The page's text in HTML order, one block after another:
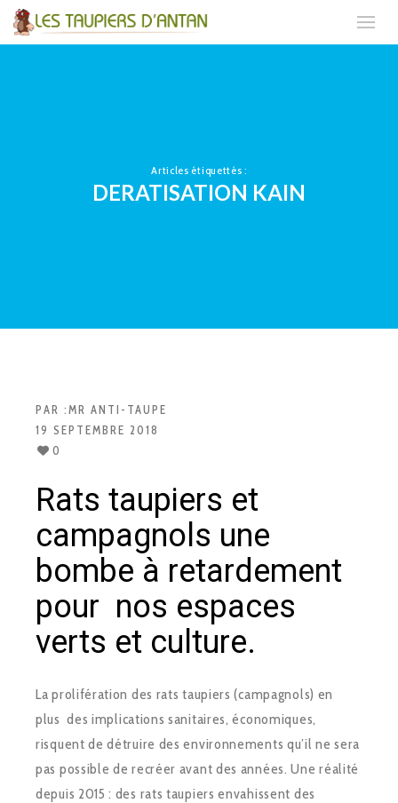
Articles étiquettés :
DERATISATION KAIN
PAR :MR ANTI-TAUPE
19 SEPTEMBRE 2018
0
Rats taupiers et
campagnols une
bombe à retardement
pour nos espaces
verts et culture.
La prolifération des rats taupiers (campagnols) en
plus des implications sanitaires, économiques,
risquent de détruire des environnements qu’il ne sera
pas possible de recréer avant des années. Une réalité
depuis 2015 : des rats taupiers envahissent des